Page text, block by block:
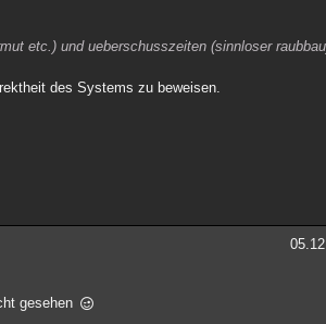
etc.) und ueberschusszeiten (sinnloser
des Systems zu beweisen.
gesehen